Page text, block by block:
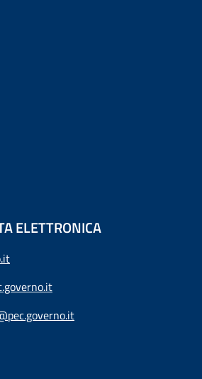
ELETTRONICA